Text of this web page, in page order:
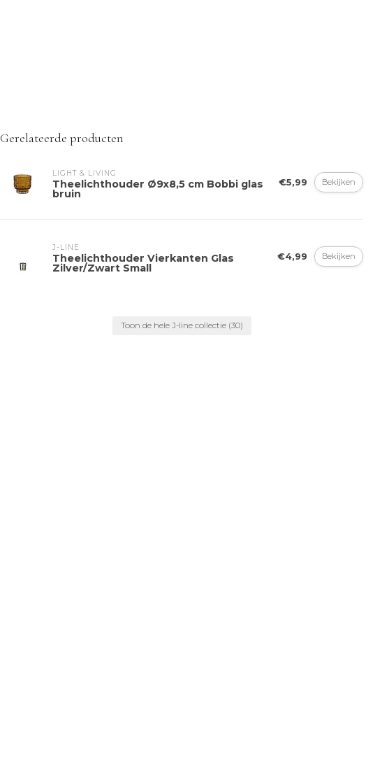
Gerelateerde producten
LIGHT & LIVING
Theelichthouder Ø9x8,5 cm Bobbi glas
bruin
€5,99 Bekijken
J-LINE
Theelichthouder Vierkanten Glas
Zilver/Zwart Small
€4,99 Bekijken
Toon de hele J-line collectie (30)